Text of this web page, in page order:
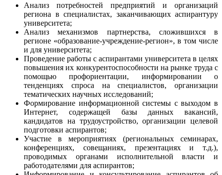
Анализ потребностей предприятий и организаций
региона в специалистах, заканчивающих аспирантуру
университета;
Анализ механизмов партнерства, сложившихся в
регионе «образование-учреждение-регион», в том числе
и для университета;
Проведение работы с аспирантами университета в целях
повышения их конкурентоспособности на рынке труда с
помощью профориентации, информировании о
тенденциях спроса на специалистов, организации
тематических научных исследований;
Формирование информационной системы с выходом в
Интернет, содержащей базы данных вакансий,
кандидатов на трудоустройство, организации целевой
подготовки аспирантов;
Участие в мероприятиях (региональных семинарах,
конференциях, совещаниях, презентациях и т.д.),
проводимых органами исполнительной власти и
работодателями для аспирантов;